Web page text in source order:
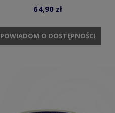
64,90 zł
POWIADOM O DOSTĘPNOŚCI